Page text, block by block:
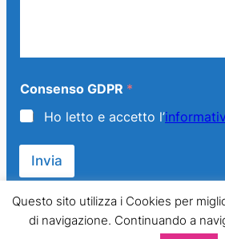
Consenso GDPR *
Ho letto e accetto l’
Invia
© 2013 – 2024 Generazione Famiglia –
Questo sito utilizza i Cookies per
di navigazione. Continuando a